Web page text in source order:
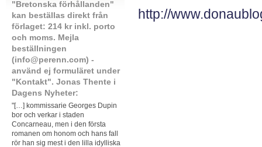
http://
"Bretonska förhållanden"
kan beställas direkt från
förlaget: 214 kr inkl. porto
och moms. Mejla
beställningen
(info@perenn.com) -
använd ej formuläret under
"Kontakt". Jonas Thente i
Dagens Nyheter:
"[…] kommissarie Georges Dupin
bor och verkar i staden
Concarneau, men i den första
romanen om honom och hans fall
rör han sig mest i den lilla idylliska